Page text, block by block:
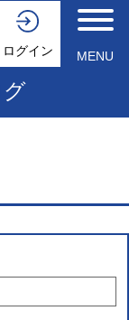
ログイン MENU